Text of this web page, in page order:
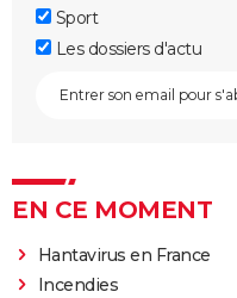
Sport
Les dossiers d'actu
EN CE MOMENT
Hantavirus en France
Incendies